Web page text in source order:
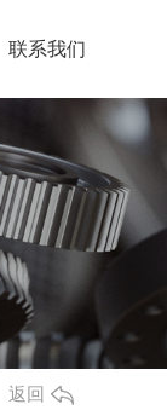
联系我们
返回